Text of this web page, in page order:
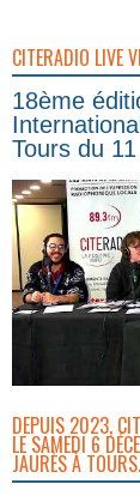
CITERADIO LIVE
18ème
Tours du
DEPUIS 2023,
LE SAMEDI 6
JAURÈS À